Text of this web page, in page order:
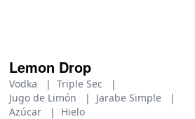
Lemon Drop
Vodka | Triple Sec
|
Jugo de Limón
| Jarabe Simple
|
Azúcar
| Hielo